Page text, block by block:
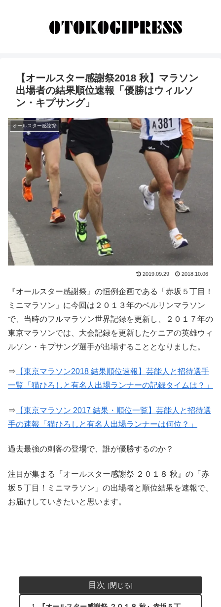
【オールスター感謝祭2018 秋】マラソン
出場者の結果順位速報「優勝はウィルソ
ン・キプサング」
オールスター感謝祭
2019.09.29 2018.10.06
『オールスター感謝祭』の恒例企画である「赤坂５丁目！
ミニマラソン」に今回は２０１３年のベルリンマラソン
で、当時のフルマラソン世界記録を更新し、２０１７年の
東京マラソンでは、大会記録を更新したケニアの英雄ウィ
ルソン・キプサング選手が出場することとなりました。
⇒ 【東京マラソン2018 結果順位速報】芸能人と招待選手
一覧「猫ひろしと有名人出場ランナーの記録タイムは？」
⇒ 【東京マラソン 2017 結果・順位一覧】芸能人と招待選
手の速報「猫ひろしと有名人出場ランナーは何位？」
過去最強の刺客の登場で、誰が優勝するのか？
注目が集まる『オールスター感謝祭 ２０１８ 秋』の「赤
坂５丁目！ミニマラソン」の出場者と順位結果を速報で、
お届けしていきたいと思います。
目次